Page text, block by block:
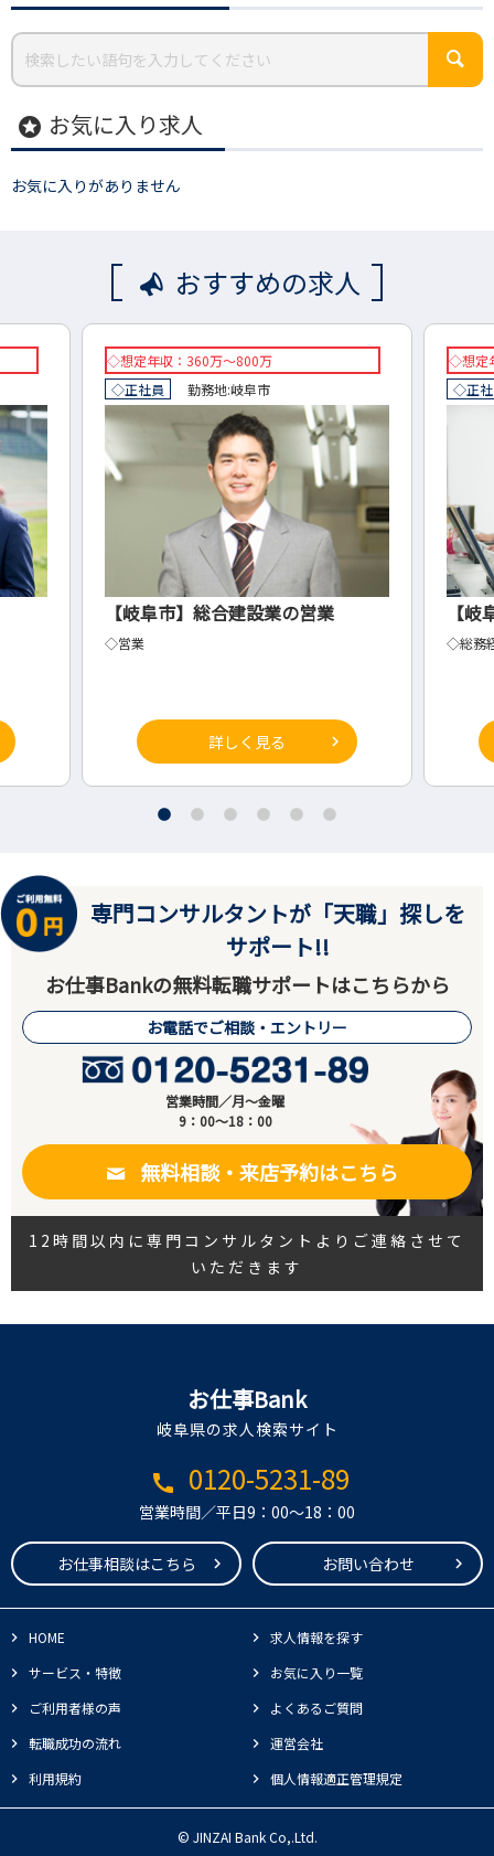
stars お気に入り求人
お気に入りがありません
おすすめの求人
◇想定年収：360万～800万
◇正社員
勤務地:岐阜市
【岐阜市】総合建設業の営業
◇営業
詳しく見る
◇想定
◇正
【
◇総務
専門コンサルタントが「天職」探しを
サポート!!
お仕事Bankの無料転職サポートはこちらから
お電話でご相談・エントリー
営業時間／月～金曜
9：00～18：00
無料相談・来店予約はこちら
12時間以内に専門コンサルタントよりご連絡させて
いただきます
お仕事Bank
岐阜県の求人検索サイト
call 0120-5231-89
営業時間／平日9：00～18：00
お仕事相談はこちら お問い合わせ
HOME
求人情報を探す
サービス・特徴
お気に入り一覧
ご利用者様の声
よくあるご質問
転職成功の流れ
運営会社
利用規約
個人情報適正管理規定
© JINZAI Bank Co,.Ltd.